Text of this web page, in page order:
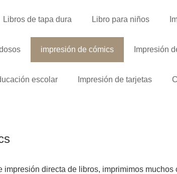
Libros de tapa dura Libro para niños
impresión de cómics Impresión
escolar Impresión de tarjetas
impresión directa de libros, imprimimos